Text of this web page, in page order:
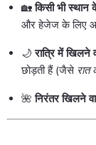
🏡किसी भी स्थान
और हेजेज के लिए
🌙रात्रि में खिलने
छोड़ती हैं (जैसे रात
🌺निरंतर खिलने